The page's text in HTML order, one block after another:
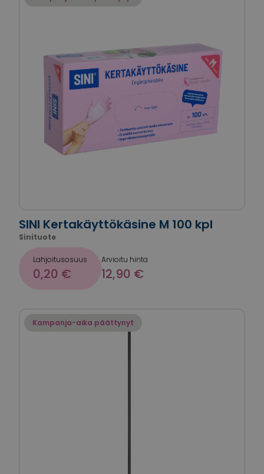
SINI Kertakäyttökäsine M 100 kpl
Sinituote
Lahjoitusosuus
0,20 €
Arvioitu hinta
12,90 €
Kampanja-aika päättynyt